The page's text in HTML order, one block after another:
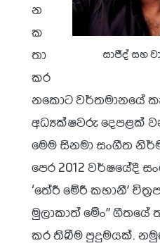
සාජීද් සහ
න
ක
තා
කර
නකොට වර්තමානයේ
අධ්‍යක්ෂවරු දෙපළක්
මෙම සිනමා සංගීත
පෙර 2012 වර්ෂයේදී
‘තේරී මේරී කහානී’
මුලාකාත් මේං”
කර තිබීම පුදුමයක්.